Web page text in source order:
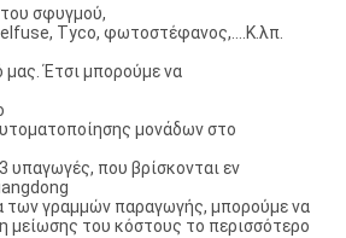
σφυγμού,
Tyco, φωτοστέφανος,….Κ.λπ.
μας. Έτσι μπορούμε να
μονάδων στο
υπαγωγές, που βρίσκονται εν
των γραμμών παραγωγής, μπορούμε να
μείωσης του κόστους το περισσότερο